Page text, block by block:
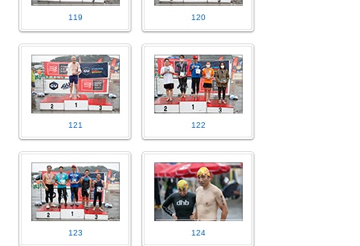
119 120
121 122
123 124